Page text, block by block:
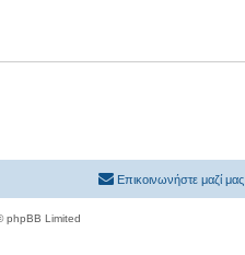
Επικοινωνήστε μαζί μας
phpBB Limited